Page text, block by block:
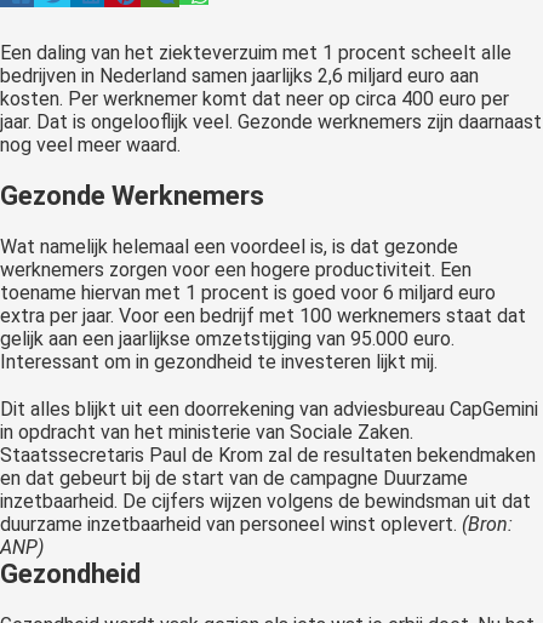
Een daling van het ziekteverzuim met 1 procent scheelt alle
bedrijven in Nederland samen jaarlijks 2,6 miljard euro aan
kosten. Per werknemer komt dat neer op circa 400 euro per
jaar. Dat is ongelooflijk veel. Gezonde werknemers zijn daarnaast
nog veel meer waard.
Gezonde Werknemers
Wat namelijk helemaal een voordeel is, is dat gezonde
werknemers zorgen voor een hogere productiviteit. Een
toename hiervan met 1 procent is goed voor 6 miljard euro
extra per jaar. Voor een bedrijf met 100 werknemers staat dat
gelijk aan een jaarlijkse omzetstijging van 95.000 euro.
Interessant om in gezondheid te investeren lijkt mij.
Dit alles blijkt uit een doorrekening van adviesbureau CapGemini
in opdracht van het ministerie van Sociale Zaken.
Staatssecretaris Paul de Krom zal de resultaten bekendmaken
en dat gebeurt bij de start van de campagne Duurzame
inzetbaarheid. De cijfers wijzen volgens de bewindsman uit dat
duurzame inzetbaarheid van personeel winst oplevert. (Bron:
ANP)
Gezondheid